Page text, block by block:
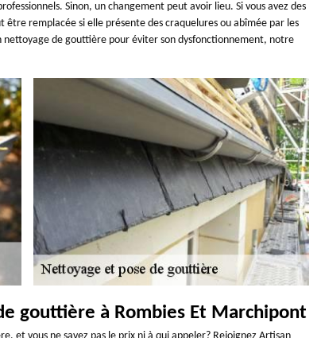
Sinon, un changement peut avoir lieu. Si vous avez des
remplacée si elle présente des craquelures ou abîmée par les
nettoyage de gouttière pour éviter son dysfonctionnement, notre
gouttière à Rombies Et Marchipont